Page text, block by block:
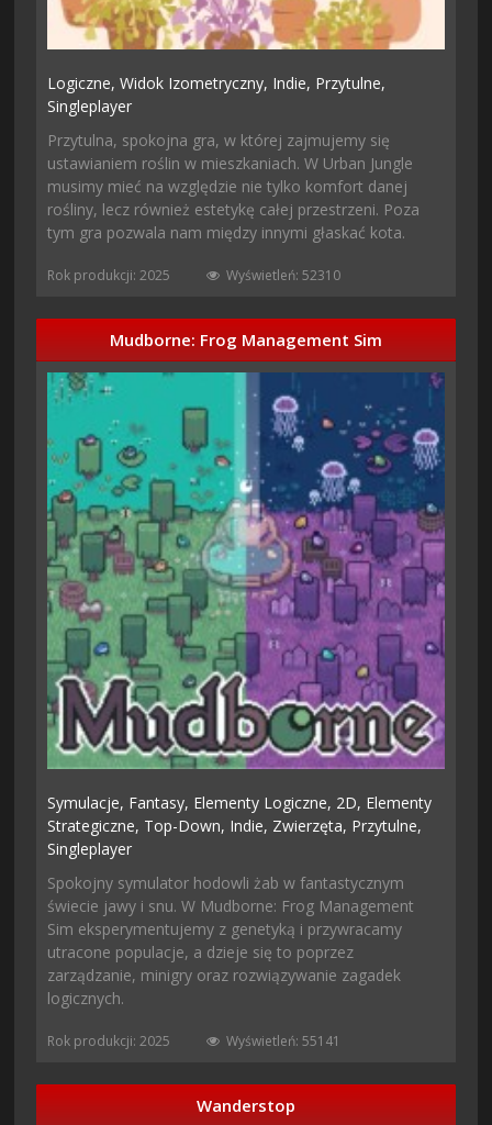
Logiczne,Widok Izometryczny, Indie, Przytulne,
Singleplayer
Przytulna, spokojna gra, w której zajmujemy się
ustawianiem roślin w mieszkaniach. W Urban Jungle
musimy mieć na względzie nie tylko komfort danej
rośliny, lecz również estetykę całej przestrzeni. Poza
tym gra pozwala nam między innymi głaskać kota.
Rok produkcji: 2025 Wyświetleń: 52310
Mudborne: Frog Management Sim
Symulacje, Fantasy, Elementy Logiczne, 2D, Elementy
Strategiczne, Top-Down, Indie, Zwierzęta, Przytulne,
Singleplayer
Spokojny symulator hodowli żab w fantastycznym
świecie jawy i snu. W Mudborne: Frog Management
Sim eksperymentujemy z genetyką i przywracamy
utracone populacje, a dzieje się to poprzez
zarządzanie, minigry oraz rozwiązywanie zagadek
logicznych.
Rok produkcji: 2025 Wyświetleń: 55141
Wanderstop